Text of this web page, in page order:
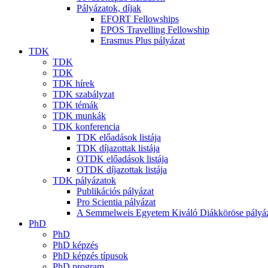
Pályázatok, díjak
EFORT Fellowships
EPOS Travelling Fellowship
Erasmus Plus pályázat
TDK
TDK
TDK
TDK hírek
TDK szabályzat
TDK témák
TDK munkák
TDK konferencia
TDK előadások listája
TDK díjazottak listája
OTDK előadások listája
OTDK díjazottak listája
TDK pályázatok
Publikációs pályázat
Pro Scientia pályázat
A Semmelweis Egyetem Kiváló Diákköröse
PhD
PhD
PhD képzés
PhD képzés típusok